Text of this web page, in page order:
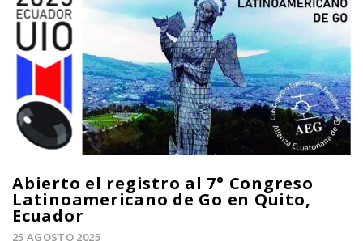
Abierto el registro al 7° Congreso
Latinoamericano de Go en Quito,
Ecuador
25 AGOSTO 2025